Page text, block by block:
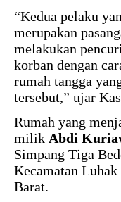
“Kedua pelaku
merupakan
melakukan
korban dengan
rumah tangga
tersebut,” ujar
Rumah yang
milik Abdi
Simpang Tiga
Kecamatan Luhak
Barat.